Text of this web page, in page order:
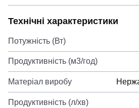
Технічні характеристики
Потужність (Вт)
Продуктивність (м3/год)
Матеріал виробу
Продуктивність (л/хв)